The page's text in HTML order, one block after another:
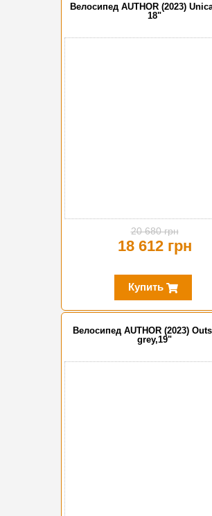
Велосипед AUTHOR (2023)
18"
20 680 грн
18 612 грн
Купить
Велосипед AUTHOR (2023)
grey,19"